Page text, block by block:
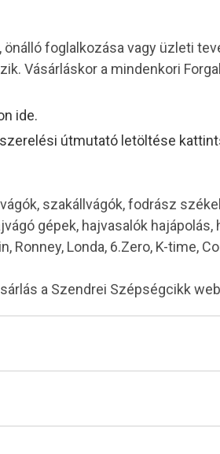
foglalkozása vagy üzleti
Vásárláskor a mindenkori
ide.
útmutató letöltése
szakállvágók, fodrász
gépek, hajvasalók hajápolás,
Ronney, Londa, 6.Zero, K-time,
a Szendrei Szépségcikk